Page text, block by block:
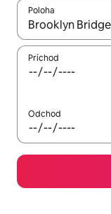
Poloha
Keď budú
Príchod
Odchod